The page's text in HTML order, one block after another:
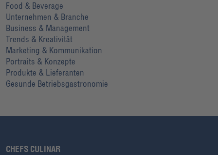
Food & Beverage
Unternehmen & Branche
Business & Management
Trends & Kreativität
Marketing & Kommunikation
Portraits & Konzepte
Produkte & Lieferanten
Gesunde Betriebsgastronomie
CHEFS CULINAR